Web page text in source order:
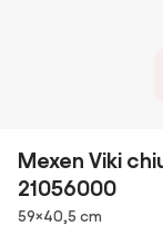
Mexen Viki
21056000
Dimensiuni
59×40,5 cm